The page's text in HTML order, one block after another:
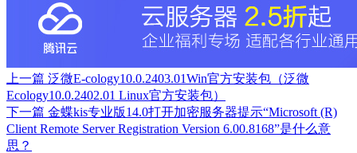
上一篇 泛微E-cology10.0.2403.01Win官方安装包（泛微
Ecology10.0.2402.01 Linux官方安装包）
下一篇 金蝶kis专业版14.0打开加密服务器提示“Microsoft (R)
Client Remote Server Registration Version 6.00.8168”是什么意
思？